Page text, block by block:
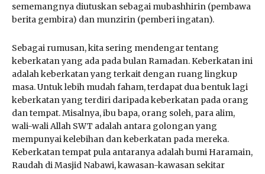
sememangnya diutuskan sebagai mubashhirin (pembawa
berita gembira) dan munzirin (pemberi ingatan).
Sebagai rumusan, kita sering mendengar tentang
keberkatan yang ada pada bulan Ramadan. Keberkatan ini
adalah keberkatan yang terkait dengan ruang lingkup
masa. Untuk lebih mudah faham, terdapat dua bentuk lagi
keberkatan yang terdiri daripada keberkatan pada orang
dan tempat. Misalnya, ibu bapa, orang soleh, para alim,
wali-wali Allah SWT adalah antara golongan yang
mempunyai kelebihan dan keberkatan pada mereka.
Keberkatan tempat pula antaranya adalah bumi Haramain,
Raudah di Masjid Nabawi, kawasan-kawasan sekitar